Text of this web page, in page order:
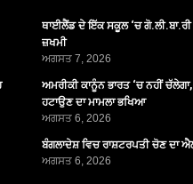
ਥਾਈਲੈਂਡ ਦੇ ਇੱਕ ਸਕੂਲ ‘ਚ
ਜ਼ਖਮੀ
ਅਗਸਤ 7, 2026
ਅਮਰੀਕੀ ਕਾਨੂੰਨ ਭਾਰਤ ‘ਚ ਨਹੀਂ
ਹਟਾਉਣ ਦਾ ਮਾਮਲਾ ਭਖਿਆ
ਅਗਸਤ 6, 2026
ਬੰਗਲਾਦੇਸ਼ ਵਿਚ ਰਾਸ਼ਟਰਪਤੀ ਚੋਣ ਦਾ
ਅਗਸਤ 6, 2026